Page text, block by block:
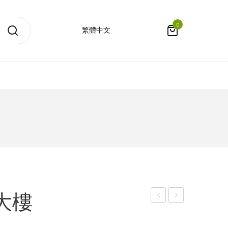
繁體中文
0
樓